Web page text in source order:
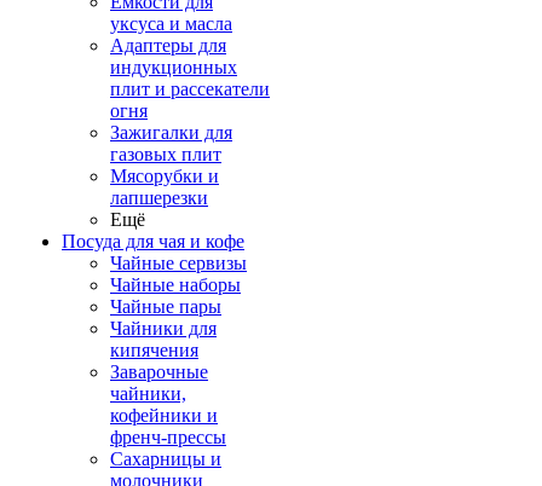
уксуса и масла
Адаптеры для
индукционных
плит и рассекатели
огня
Зажигалки для
газовых плит
Мясорубки и
лапшерезки
Ещё
Посуда для чая и кофе
Чайные сервизы
Чайные наборы
Чайные пары
Чайники для
кипячения
Заварочные
чайники,
кофейники и
френч-прессы
Сахарницы и
молочники